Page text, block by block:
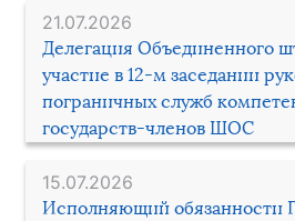
21.07.2026
Делегация Объединенного
участие в 12-м заседании
пограничных служб
государств-членов ШОС
15.07.2026
Исполняющий обязанности